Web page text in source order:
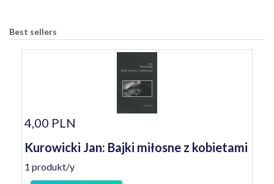
Best sellers
4,00 PLN
Kurowicki Jan: Bajki miłosne z kobietami
1 produkt/y